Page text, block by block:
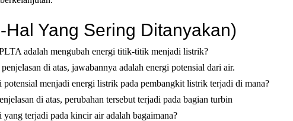
Hal Yang Sering Ditanyakan)
adalah mengubah energi titik-titik menjadi listrik?
penjelasan di atas, jawabannya adalah energi potensial dari air.
potensial menjadi energi listrik pada pembangkit listrik terjadi di mana?
di atas, perubahan tersebut terjadi pada bagian turbin
yang terjadi pada kincir air adalah bagaimana?